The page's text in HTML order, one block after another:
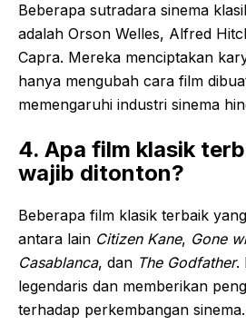
Beberapa sutradara sinema
adalah Orson Welles, Alfred
Capra. Mereka menciptakan
hanya mengubah cara film
memengaruhi industri sinema
4. Apa film klasik
wajib ditonton?
Beberapa film klasik terbaik
antara lain Citizen Kane, Gone
Casablanca, dan The Godfather.
legendaris dan memberikan
terhadap perkembangan sinema.